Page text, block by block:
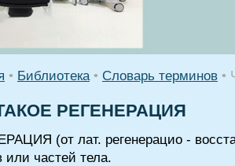
• Библиотека • Словарь терминов •
РЕГЕНЕРАЦИЯ
(от лат. регенерацио -
или частей тела.